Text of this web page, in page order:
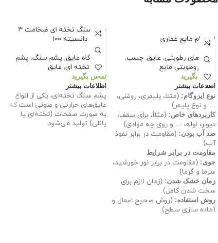
ایزوگام مایع غفاری
عایق های رطوبتی, عایق, چسب,
عایق روطوبتی مایع
تماس بگیرید
اطلاعات بیشتر
نوع ایزوگام: (مثلا، پلیمری، روغنی،
… و نوع پلیمر)
کاربردهای خاص: (مثلاً، برای سقف،
دیوار، لوله، … و روی چه موادی)
ضد آب بودن: (مقاومت در برابر نفوذ
آب)
مقاومت در برابر شرایط
جوی: (مقاومت در برابر نور خورشید،
سرما و گرما)
زمان خشک شدن: (زمان لازم برای
سخت شدن کامل)
روش استفاده: (روش صحیح اعمال و
آماده سازی سطح)
پشم سنگ تخته ای ضخامت ۳
سانت دانسیته ۱۰۰
فروشگاه عایق, پشم سنگ, پشم
سنگ تخته ای, عایق
تماس بگیرید
اطلاعات بیشتر
پشم سنگ تخته‌ای، یکی از انواع
عایق‌های حرارتی و صوتی است که
به صورت صفحات (تخته‌ای یا
پانلی) تولید می‌شود.